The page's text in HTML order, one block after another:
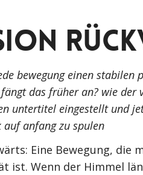
bewegung einen stabilen
das früher an? wie der
untertitel eingestellt und
anfang zu spulen
Eine Bewegung, die
ist. Wenn der Himmel